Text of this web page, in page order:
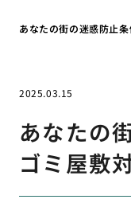
あなたの街の迷惑防止
2025.03.15
あなたの
ゴミ屋敷